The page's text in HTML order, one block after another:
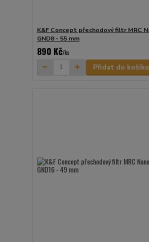
K&F Concept přechodový filtr MRC
GND8 - 55 mm
890 Kč/ks
Přidat do košíku